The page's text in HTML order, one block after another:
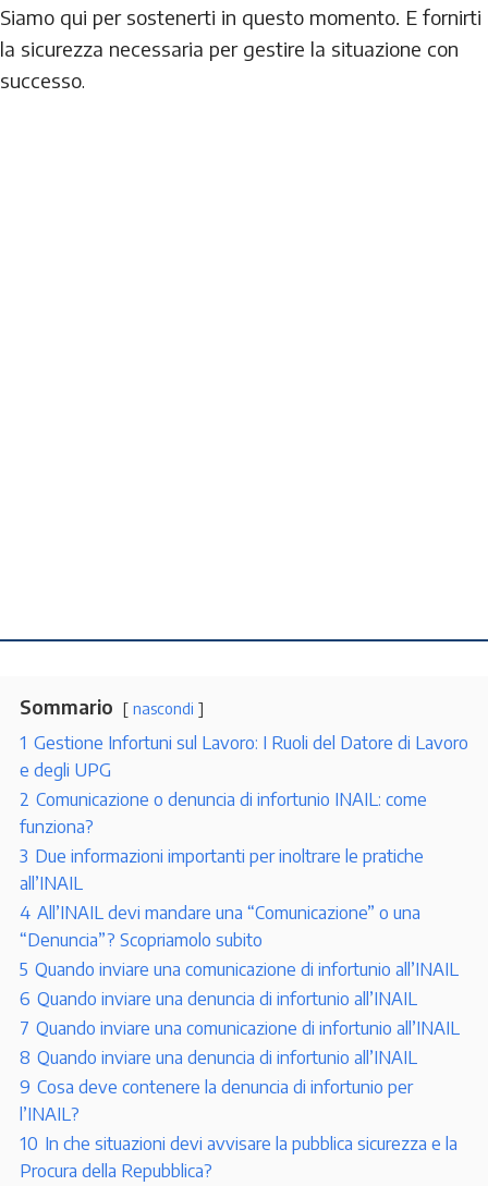
Siamo qui per sostenerti in questo momento. E fornirti
la sicurezza necessaria per gestire la situazione con
successo.
Sommario nascondi
1 Gestione Infortuni sul Lavoro: I Ruoli del Datore di Lavoro
e degli UPG
2 Comunicazione o denuncia di infortunio INAIL: come
funziona?
3 Due informazioni importanti per inoltrare le pratiche
all’INAIL
4 All’INAIL devi mandare una “Comunicazione” o una
“Denuncia”? Scopriamolo subito
5 Quando inviare una comunicazione di infortunio all’INAIL
6 Quando inviare una denuncia di infortunio all’INAIL
7 Quando inviare una comunicazione di infortunio all’INAIL
8 Quando inviare una denuncia di infortunio all’INAIL
9 Cosa deve contenere la denuncia di infortunio per
l’INAIL?
10 In che situazioni devi avvisare la pubblica sicurezza e la
Procura della Repubblica?